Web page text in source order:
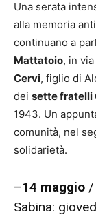
Una serata
alla memoria
continuano a
Mattatoio, in
Cervi, figlio di
dei sette fratelli
1943. Un
comunità, nel
solidarietà.
–14 maggio /
Sabina: